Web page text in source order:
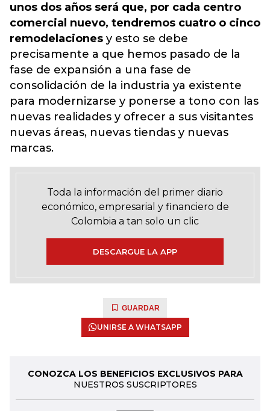
unos dos años será que, por cada centro
comercial nuevo, tendremos cuatro o cinco
remodelaciones y esto se debe
precisamente a que hemos pasado de la
fase de expansión a una fase de
consolidación de la industria ya existente
para modernizarse y ponerse a tono con las
nuevas realidades y ofrecer a sus visitantes
nuevas áreas, nuevas tiendas y nuevas
marcas.
Toda la información del primer diario
económico, empresarial y financiero de
Colombia a tan solo un clic
DESCARGUE LA APP
GUARDAR
UNIRSE A WHATSAPP
CONOZCA LOS BENEFICIOS EXCLUSIVOS PARA
NUESTROS SUSCRIPTORES